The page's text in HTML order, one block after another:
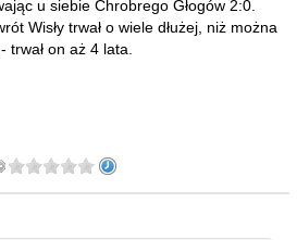
u siebie Chrobrego Głogów 2:0.
Wisły trwał o wiele dłużej, niż można
trwał on aż 4 lata.